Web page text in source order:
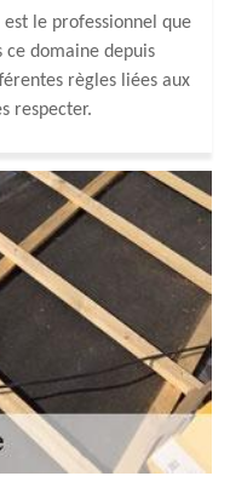
le professionnel que
ce domaine depuis
règles liées aux
respecter.